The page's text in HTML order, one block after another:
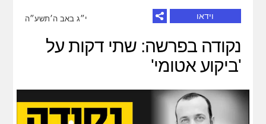
וידאו י״ג באב ה׳תשע״ה
נקודה בפרשה: שתי דקות על
'ביקוע אטומי'